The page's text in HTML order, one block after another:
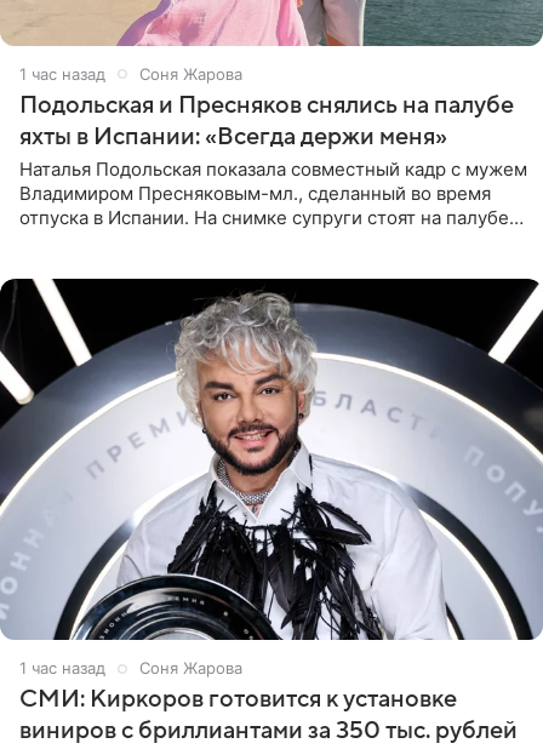
1 час назад Соня Жарова
Подольская и Пресняков снялись на палубе
яхты в Испании: «Всегда держи меня»
Наталья Подольская показала совместный кадр с мужем
Владимиром Пресняковым-мл., сделанный во время
отпуска в Испании. На снимке супруги стоят на палубе
1 час назад Соня Жарова
СМИ: Киркоров готовится к установке
виниров с бриллиантами за 350 тыс. рублей